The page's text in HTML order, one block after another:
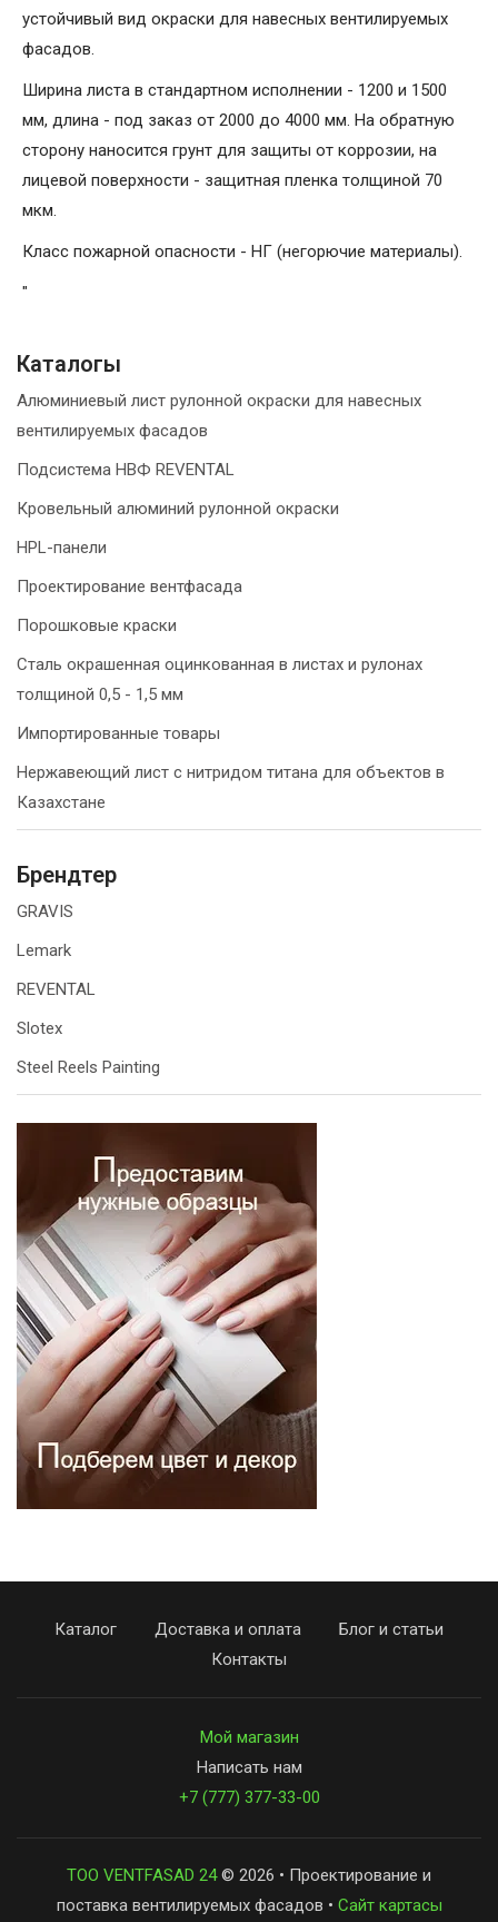
устойчивый вид окраски для навесных вентилируемых
фасадов.
Ширина листа в стандартном исполнении - 1200 и 1500
мм, длина - под заказ от 2000 до 4000 мм. На обратную
сторону наносится грунт для защиты от коррозии, на
лицевой поверхности - защитная пленка толщиной 70
мкм.
Класс пожарной опасности - НГ (негорючие материалы).
"
Каталогы
Алюминиевый лист рулонной окраски для навесных
вентилируемых фасадов
Подсистема НВФ REVENTAL
Кровельный алюминий рулонной окраски
HPL-панели
Проектирование вентфасада
Порошковые краски
Сталь окрашенная оцинкованная в листах и рулонах
толщиной 0,5 - 1,5 мм
Импортированные товары
Нержавеющий лист с нитридом титана для объектов в
Казахстане
Брендтер
GRAVIS
Lemark
REVENTAL
Slotex
Steel Reels Painting
Каталог Доставка и оплата
Блог и статьи
Контакты
Мой магазин
Написать нам
+7 (777) 377-33-00
ТОО VENTFASAD 24© 2026 • Проектирование и
поставка вентилируемых фасадов • Сайт картасы